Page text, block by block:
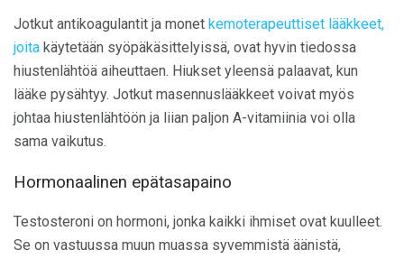
Jotkut antikoagulantit ja monet kemoterapeuttiset lääkkeet,
joita käytetään syöpäkäsittelyissä, ovat hyvin tiedossa
hiustenlähtöä aiheuttaen. Hiukset yleensä palaavat, kun
lääke pysähtyy. Jotkut masennuslääkkeet voivat myös
johtaa hiustenlähtöön ja liian paljon A-vitamiinia voi olla
sama vaikutus.
Hormonaalinen epätasapaino
Testosteroni on hormoni, jonka kaikki ihmiset ovat kuulleet.
Se on vastuussa muun muassa syvemmistä äänistä,